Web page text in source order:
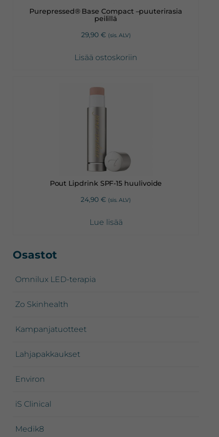
Purepressed® Base Compact –puuterirasia
peilillä
29,90 € (sis. ALV)
Lisää ostoskoriin
Pout Lipdrink SPF-15 huulivoide
24,90 € (sis. ALV)
Lue lisää
Ensisijainen
Osastot
Omnilux LED-terapia
Zo Skinhealth
Kampanjatuotteet
Lahjapakkaukset
Environ
iS Clinical
Medik8